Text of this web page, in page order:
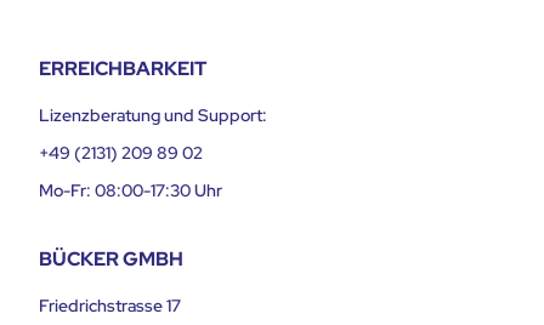
ERREICHBARKEIT
Lizenzberatung und Support:
+49 (2131) 209 89 02
Mo-Fr: 08:00-17:30 Uhr
BÜCKER GMBH
Friedrichstrasse 17